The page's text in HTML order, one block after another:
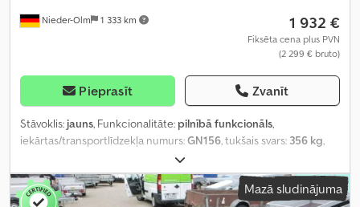
Nieder-Olm 1 333 km 1 932 €
Fiksēta cena plus PVN
(2 299 € bruto)
Pieprasīt Zvanīt
Stāvoklis: jauns, Funkcionalitāte: pilnībā funkcionāls,
iekārtas/transportlīdzekļa numurs:GN156 , tukšais svars: 356 kg
, kopējais svars:
konfigurācija:2 asis, krautuves garums:2 630 mm, iekraušanas
vietas platums:1 450 mm, iekraušanas telpas augstums:400 mm,
Mazā sludinājuma